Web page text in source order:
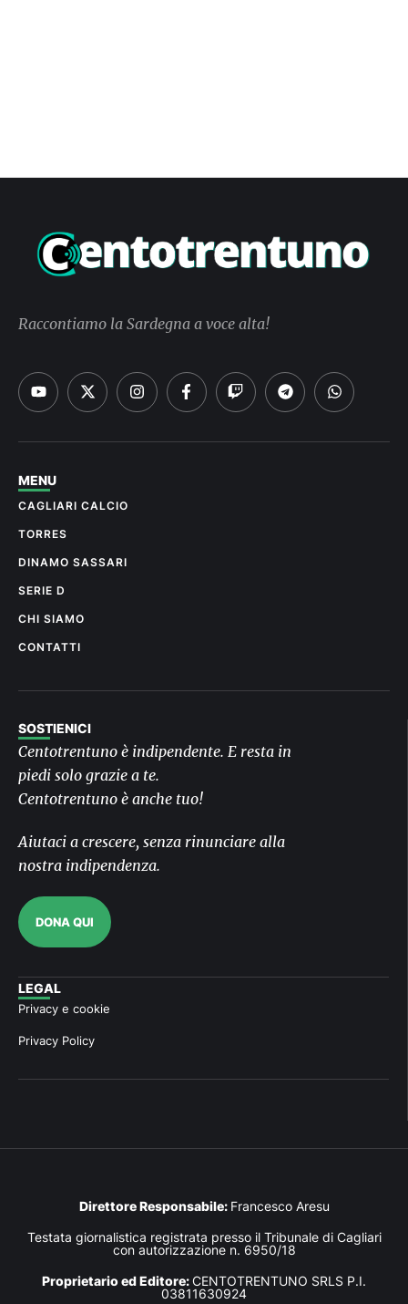
Raccontiamo la Sardegna a voce alta!
MENU
CAGLIARI CALCIO
TORRES
DINAMO SASSARI
SERIE D
CHI SIAMO
CONTATTI
SOSTIENICI
Centotrentuno è indipendente. E resta in
piedi solo grazie a te.
Centotrentuno è anche tuo!
Aiutaci a crescere, senza rinunciare alla
nostra indipendenza.
DONA QUI
LEGAL
Privacy e cookie
Privacy Policy
Direttore Responsabile: Francesco Aresu
Testata giornalistica registrata presso il Tribunale di Cagliari
con autorizzazione n. 6950/18
Proprietario ed Editore:CENTOTRENTUNO SRLS P.I.
03811630924